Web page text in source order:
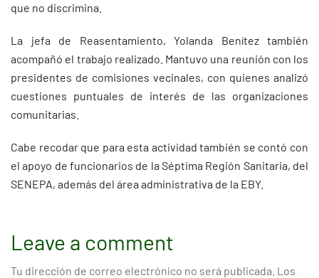
que no discrimina.
La jefa de Reasentamiento, Yolanda Benítez también
acompañó el trabajo realizado. Mantuvo una reunión con los
presidentes de comisiones vecinales, con quienes analizó
cuestiones puntuales de interés de las organizaciones
comunitarias.
Cabe recodar que para esta actividad también se contó con
el apoyo de funcionarios de la Séptima Región Sanitaria, del
SENEPA, además del área administrativa de la EBY.
Leave a comment
Tu dirección de correo electrónico no será publicada. Los